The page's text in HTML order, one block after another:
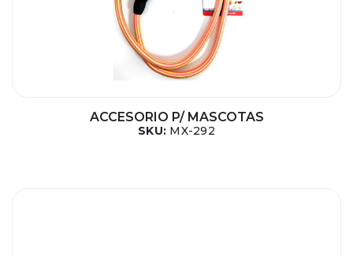
ACCESORIO P/ MASCOTAS
SKU: MX-292